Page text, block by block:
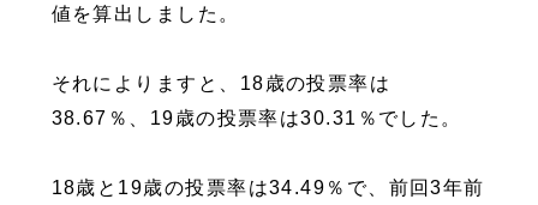
値を算出しました。
それによりますと、18歳の投票率は
38.67％、19歳の投票率は30.31％でした。
18歳と19歳の投票率は34.49％で、前回3年前